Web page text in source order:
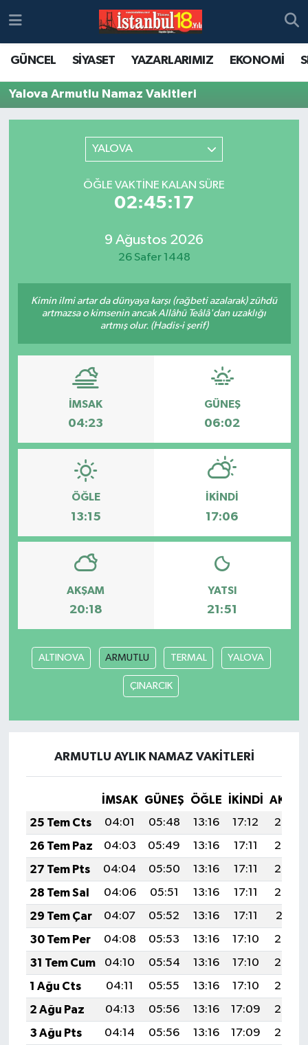
GÜNCEL SİYASET YAZARLARIMIZ EKONOMİ
Yalova Armutlu Namaz Vakitleri
YALOVA
ÖĞLE VAKTINE KALAN SÜRE
02:45:17
9 Ağustos 2026
26 Safer 1448
Kimin ilmi artar da dünyaya karşı (rağbeti azalarak) zühdü
artmazsa o kimsenin ancak Allâhü Teâlâ'dan uzaklığı
artmış olur. (Hadis-i şerif)
İMSAK
04:23
GÜNEŞ
06:02
ÖĞLE
13:15
İKINDI
17:06
AKŞAM
20:18
YATSI
21:51
ALTINOVA ARMUTLU TERMAL YALOVA
ÇINARCIK
ARMUTLU AYLIK NAMAZ VAKITLERI
İMSAK GÜNEŞ ÖĞLE İKINDI
25 Tem Cts
04:01 05:48 13:16 17:12
20:34
26 Tem Paz
04:03 05:49 13:16 17:11
20:34
27 Tem Pts
04:04 05:50 13:16 17:11
20:33
28 Tem Sal
04:06 05:51 13:16 17:11
20:32
29 Tem Çar
04:07 05:52 13:16 17:11
20:31
30 Tem Per
04:08 05:53 13:16 17:10
20:30
31 Tem Cum
04:10 05:54 13:16 17:10
20:29
1 Ağu Cts
04:11 05:55 13:16 17:10
20:28
2 Ağu Paz
04:13 05:56 13:16 17:09
20:27
3 Ağu Pts
04:14 05:56 13:16 17:09
20:26